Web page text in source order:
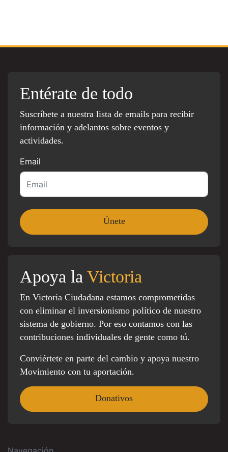
Entérate de todo
Suscríbete a nuestra lista de emails para recibir
información y adelantos sobre eventos y
actividades.
Email
Apoya la Victoria
En Victoria Ciudadana estamos comprometidas
con eliminar el inversionismo político de nuestro
sistema de gobierno. Por eso contamos con las
contribuciones individuales de gente como tú.
Conviértete en parte del cambio y apoya nuestro
Movimiento con tu aportación.
Donativos